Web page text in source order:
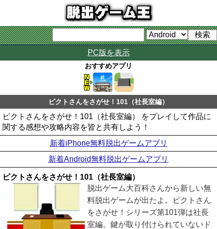
PC版を表示
おすすめアプリ
ピクトさんをさがせ！101（社長室編）
ピクトさんをさがせ！101（社長室編） をプレイして作品に
関する感想や攻略内容を皆と共有しよう！
新着iPhone無料脱出ゲームアプリ
新着Android無料脱出ゲームアプリ
ピクトさんをさがせ！101（社長室編）
脱出ゲーム大百科さんから新しい無
料脱出ゲームが出たよ。ピクトさん
をさがせ！シリーズ第101弾は社長
室編。鍵が取り付けられていないド